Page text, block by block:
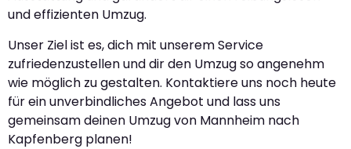
und effizienten Umzug.
Unser Ziel ist es, dich mit unserem Service
zufriedenzustellen und dir den Umzug so angenehm
wie möglich zu gestalten. Kontaktiere uns noch heute
für ein unverbindliches Angebot und lass uns
gemeinsam deinen Umzug von Mannheim nach
Kapfenberg planen!